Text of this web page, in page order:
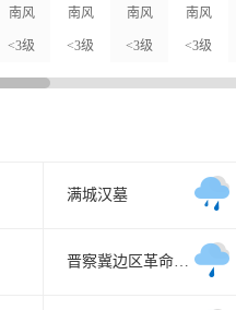
南风
<3级
南风
<3级
南风
<3级
南风
<3级
满城汉墓
晋察冀边区革命纪念馆